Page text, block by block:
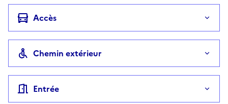
Accès
Chemin extérieur
Entrée